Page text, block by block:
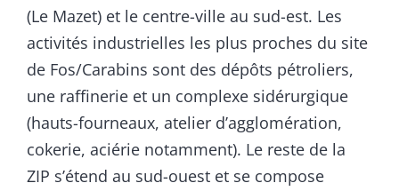
(Le Mazet) et le centre-ville au sud-est. Les
activités industrielles les plus proches du site
de Fos/Carabins sont des dépôts pétroliers,
une raffinerie et un complexe sidérurgique
(hauts-fourneaux, atelier d’agglomération,
cokerie, aciérie notamment). Le reste de la
ZIP s’étend au sud-ouest et se compose